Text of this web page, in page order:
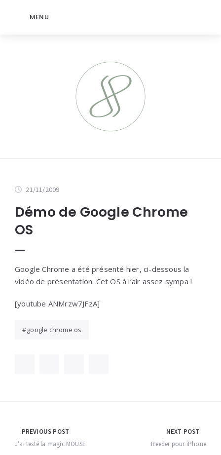
MENU
21/11/2009
Démo de Google Chrome
OS
Google Chrome a été présenté hier, ci-dessous la
vidéo de présentation. Cet OS à l’air assez sympa !
[youtube ANMrzw7JFzA]
google chrome os
Navigation
de
PREVIOUS POST
J’ai testé la magic MOUSE
NEXT POST
Reeder pour iPhone